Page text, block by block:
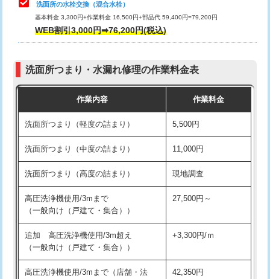
マス交換（深さ50㎝未満）
マス交換（深さ50㎝以上）
モルタル補修（厚さ10㎝まで） 27,500円
モルタル補修（厚さ10㎝超え） 38,500円
洗面台設置 38,500円
バスタブ設置 現場見積
追加人工 16,500円
廃棄・処分
※給水管工事は20mmまでの価格です。
交換・取付(混合水栓（壁付・デッキ
式・ワンホール）)
16,500円+材料費
（P/S/ポップアップ））
交換・取付（その他部品） 11,000円+材料費
持込商品取付（単水栓） 13,200円
持込商品取付（混合水栓） 16,500円
持込商品取付（浄水器・分岐水栓） 16,500円
給水管工事※（ホール加工) 16,500円
給水管工事※（バンド止め)
給水管工事※（支持金具設置) 5,500円
給水管工事※（保温材使用（バンド止
め込み）)
5,500円
洗面所の水栓交換（混合水栓）
基本料金 3,300円+作業料金 16,500円+部品代 59,400円=79,200円
WEB割引3,000円➡76,200円(税込)
洗面所つまり・水漏れ修理の作業料金表
作業内容 作業料金
洗面所つまり（軽度の詰まり） 5,500円
洗面所つまり（中度の詰まり） 11,000円
洗面所つまり（高度の詰まり） 現地調査
高圧洗浄機使用/3mまで
（一般向け（戸建て・集合））
27,500円～
追加 高圧洗浄機使用/3m超え
（一般向け（戸建て・集合））
+3,300円/ｍ
高圧洗浄機使用/3mまで（店舗・法
42,350円